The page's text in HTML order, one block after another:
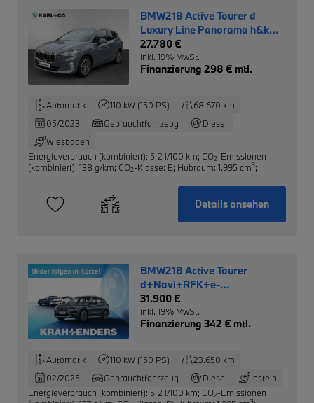
BMW218 Active Tourer d
Luxury Line Panorama h&k
AHK
27.780 €
inkl. 19% MwSt.
Finanzierung 298 € mtl.
Automatik 110 kW (150 PS)
68.670 km
05/2023
Gebrauchtfahrzeug
Diesel
Wiesbaden
Energieverbrauch (kombiniert): 5,2 l/100 km; CO2-Emissionen
(kombiniert): 138 g/km; CO2-Klasse: E; Hubraum: 1.995 cm3;
Details ansehen
BMW218 Active Tourer
d+Navi+RFK+e-
Sitze+DAB+PDCv+h
31.900 €
inkl. 19% MwSt.
Finanzierung 342 € mtl.
Automatik 110 kW (150 PS)
23.650 km
02/2025
Gebrauchtfahrzeug Diesel
Idstein
Energieverbrauch (kombiniert): 5,2 l/100 km; CO2-Emissionen